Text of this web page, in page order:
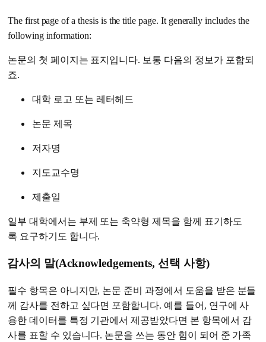
The first page of a thesis is the title page. It generally includes the
following information:
논문의 첫 페이지는 표지입니다. 보통 다음의 정보가 포함되
죠.
대학 로고 또는 레터헤드
논문 제목
저자명
지도교수명
제출일
일부 대학에서는 부제 또는 축약형 제목을 함께 표기하도
록 요구하기도 합니다.
감사의 말(Acknowledgements, 선택 사항)
필수 항목은 아니지만, 논문 준비 과정에서 도움을 받은 분들
께 감사를 전하고 싶다면 포함합니다. 예를 들어, 연구에 사
용한 데이터를 특정 기관에서 제공받았다면 본 항목에서 감
사를 표할 수 있습니다. 논문을 쓰는 동안 힘이 되어 준 가족